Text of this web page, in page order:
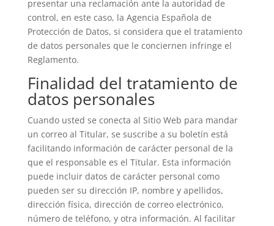
presentar una reclamación ante la autoridad de
control, en este caso, la Agencia Española de
Protección de Datos, si considera que el tratamiento
de datos personales que le conciernen infringe el
Reglamento.
Finalidad del tratamiento de
datos personales
Cuando usted se conecta al Sitio Web para mandar
un correo al Titular, se suscribe a su boletín está
facilitando información de carácter personal de la
que el responsable es el Titular. Esta información
puede incluir datos de carácter personal como
pueden ser su dirección IP, nombre y apellidos,
dirección física, dirección de correo electrónico,
número de teléfono, y otra información. Al facilitar